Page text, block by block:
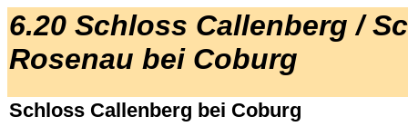
6.20 Schloss Callenberg /
Rosenau bei Coburg
Schloss Callenberg bei Coburg